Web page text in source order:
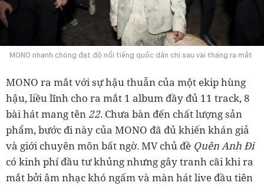
MONO nhanh chóng đạt độ nổi tiếng quốc dân chỉ sau vài tháng ra mắt
MONO ra mắt với sự hậu thuẫn của một ekip hùng
hậu, liều lĩnh cho ra mắt 1 album đầy đủ 11 track, 8
bài hát mang tên 22. Chưa bàn đến chất lượng sản
phẩm, bước đi này của MONO đã đủ khiến khán giả
và giới chuyên môn bất ngờ. MV chủ đề Quên Anh Đi
có kinh phí đầu tư khủng nhưng gây tranh cãi khi ra
mắt bởi âm nhạc khó ngấm và màn hát live đầu tiên